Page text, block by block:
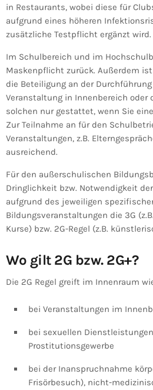
in Restaurants, wobei diese für
aufgrund eines höheren
zusätzliche Testpflicht ergänzt wird.
Im Schulbereich und im
Maskenpflicht zurück. Außerdem
die Beteiligung an der
Veranstaltung in Innenbereich oder
solchen nur gestattet, wenn Sie
Zur Teilnahme an für den
Veranstaltungen, z.B.
ausreichend.
Für den außerschulischen
Dringlichkeit bzw. Notwendigkeit
aufgrund des jeweiligen
Bildungsveranstaltungen die 3G
Kurse) bzw. 2G-Regel (z.B.
Wo gilt 2G bzw. 2G+?
Die 2G Regel greift im Innenraum
bei Veranstaltungen im
bei sexuellen
Prostitutionsgewerbe
bei der Inanspruchnahme
Frisörbesuch), nicht-